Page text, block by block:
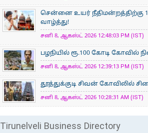
சென்னை உயர் நீதிமன்றத்திற்கு
வாழ்த்து!
சனி 8, ஆகஸ்ட் 2026 12:48:03 PM (IST)
பழநியில் ரூ.100 கோடி கோவில்
சனி 8, ஆகஸ்ட் 2026 12:39:13 PM (IST)
தூத்துக்குடி சிவன் கோவிலில்
சனி 8, ஆகஸ்ட் 2026 10:28:31 AM (IST)
Tirunelveli Business Directory